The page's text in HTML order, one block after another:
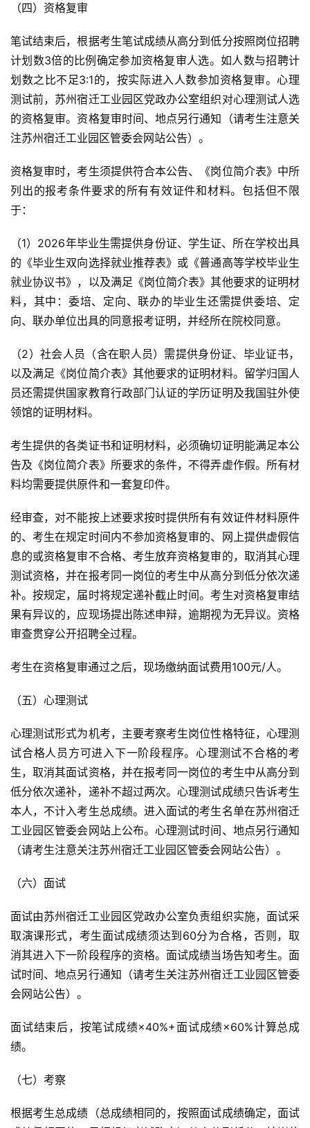
（四）资格复审
笔试结束后，根据考生笔试成绩从高分到低分按照岗位招聘
计划数3倍的比例确定参加资格复审人选。如人数与招聘计
划数之比不足3:1的，按实际进入人数参加资格复审。心理
测试前，苏州宿迁工业园区党政办公室组织对心理测试人选
的资格复审。资格复审时间、地点另行通知（请考生注意关
注苏州宿迁工业园区管委会网站公告）。
资格复审时，考生须提供符合本公告、《岗位简介表》中所
列出的报考条件要求的所有有效证件和材料。包括但不限
于：
（1）2026年毕业生需提供身份证、学生证、所在学校出具
的《毕业生双向选择就业推荐表》或《普通高等学校毕业生
就业协议书》，以及满足《岗位简介表》其他要求的证明材
料，其中：委培、定向、联办的毕业生还需提供委培、定
向、联办单位出具的同意报考证明，并经所在院校同意。
（2）社会人员（含在职人员）需提供身份证、毕业证书，
以及满足《岗位简介表》其他要求的证明材料。留学归国人
员还需提供国家教育行政部门认证的学历证明及我国驻外使
领馆的证明材料。
考生提供的各类证书和证明材料，必须确切证明能满足本公
告及《岗位简介表》所要求的条件，不得弄虚作假。所有材
料均需要提供原件和一套复印件。
经审查，对不能按上述要求按时提供所有有效证件材料原件
的、考生在规定时间内不参加资格复审的、网上提供虚假信
息的或资格复审不合格、考生放弃资格复审的，取消其心理
测试资格，并在报考同一岗位的考生中从高分到低分依次递
补。按规定，届时将规定递补截止时间。考生对资格复审结
果有异议的，应现场提出陈述申辩，逾期视为无异议。资格
审查贯穿公开招聘全过程。
考生在资格复审通过之后，现场缴纳面试费用100元/人。
（五）心理测试
心理测试形式为机考，主要考察考生岗位性格特征，心理测
试合格人员方可进入下一阶段程序。心理测试不合格的考
生，取消其面试资格，并在报考同一岗位的考生中从高分到
低分依次递补，递补不超过两次。心理测试成绩只告诉考生
本人，不计入考生总成绩。进入面试的考生名单在苏州宿迁
工业园区管委会网站上公布。心理测试时间、地点另行通知
（请考生注意关注苏州宿迁工业园区管委会网站公告）。
（六）面试
面试由苏州宿迁工业园区党政办公室负责组织实施，面试采
取演课形式，考生面试成绩须达到60分为合格，否则，取
消其进入下一阶段程序的资格。面试成绩当场告知考生。面
试时间、地点另行通知（请考生关注苏州宿迁工业园区管委
会网站公告）。
面试结束后，按笔试成绩×40%+面试成绩×60%计算总成
绩。
（七）考察
根据考生总成绩（总成绩相同的，按照面试成绩确定，面试